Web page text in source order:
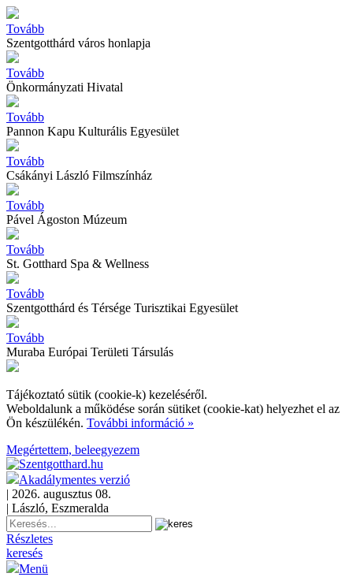
Tovább
Szentgotthárd város honlapja
Tovább
Önkormányzati Hivatal
Tovább
Pannon Kapu Kulturális Egyesület
Tovább
Csákányi László Filmszínház
Tovább
Pável Ágoston Múzeum
Tovább
St. Gotthard Spa & Wellness
Tovább
Szentgotthárd és Térsége Turisztikai Egyesület
Tovább
Muraba Európai Területi Társulás
Tájékoztató sütik (cookie-k) kezeléséről.
Weboldalunk a működése során sütiket (cookie-kat) helyezhet el az
Ön készülékén. További információ »
Megértettem, beleegyezem
Akadálymentes verzió
| 2026. augusztus 08.
| László, Eszmeralda
Részletes
keresés
Menü